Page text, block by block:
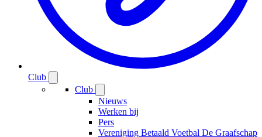
Club
Club
Nieuws
Werken bij
Pers
Vereniging Betaald Voetbal De Graafschap